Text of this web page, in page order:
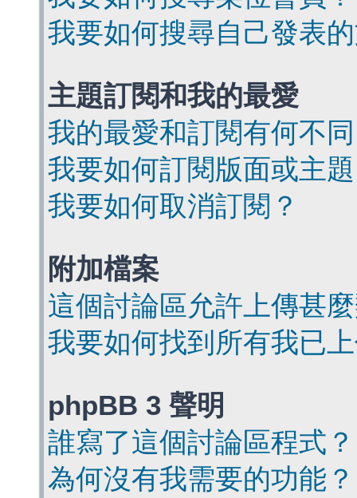
我要如何搜尋自己發表
主題訂閱和我的最愛
我的最愛和訂閱有何不
我要如何訂閱版面或主
我要如何取消訂閱？
附加檔案
這個討論區允許上傳甚
我要如何找到所有我已
phpBB 3 聲明
誰寫了這個討論區程式？
為何沒有我需要的功能？